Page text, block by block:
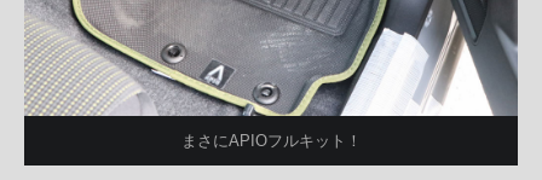
まさにAPIOフルキット！